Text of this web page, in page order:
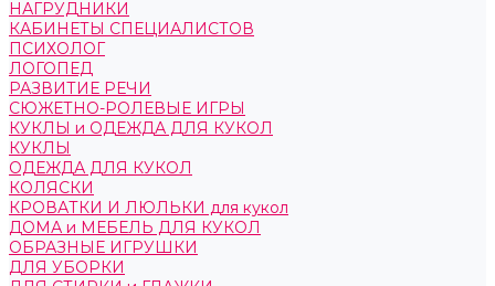
НАГРУДНИКИ
КАБИНЕТЫ СПЕЦИАЛИСТОВ
ПСИХОЛОГ
ЛОГОПЕД
РАЗВИТИЕ РЕЧИ
СЮЖЕТНО-РОЛЕВЫЕ ИГРЫ
КУКЛЫ и ОДЕЖДА ДЛЯ КУКОЛ
КУКЛЫ
ОДЕЖДА ДЛЯ КУКОЛ
КОЛЯСКИ
КРОВАТКИ И ЛЮЛЬКИ для кукол
ДОМА и МЕБЕЛЬ ДЛЯ КУКОЛ
ОБРАЗНЫЕ ИГРУШКИ
ДЛЯ УБОРКИ